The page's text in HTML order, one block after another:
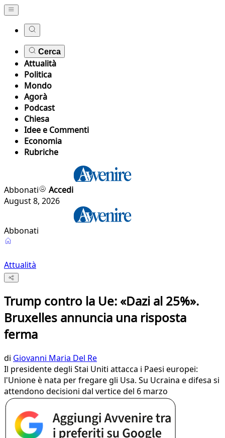
Cerca
Attualità
Politica
Mondo
Agorà
Podcast
Chiesa
Idee e Commenti
Economia
Rubriche
Abbonati
Accedi
August 8, 2026
Abbonati
Attualità
Trump contro la Ue: «Dazi al 25%».
Bruxelles annuncia una risposta
ferma
di Giovanni Maria Del Re
Il presidente degli Stai Uniti attacca i Paesi europei:
l'Unione è nata per fregare gli Usa. Su Ucraina e difesa si
attendono decisioni dal vertice del 6 marzo